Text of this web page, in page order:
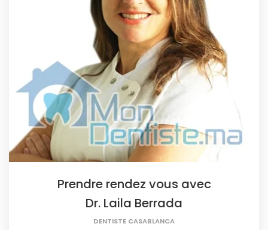
Prendre rendez vous avec
Dr. Laila Berrada
DENTISTE CASABLANCA